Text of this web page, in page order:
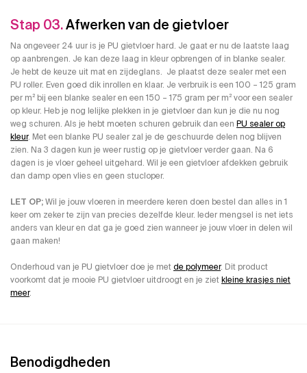
Stap 03.Afwerken van de gietvloer
Na ongeveer 24 uur is je PU gietvloer hard. Je gaat er nu de laatste laag
op aanbrengen. Je kan deze laag in kleur opbrengen of in blanke sealer.
Je hebt de keuze uit mat en zijdeglans. Je plaatst deze sealer met een
PU roller. Even goed dik inrollen en klaar. Je verbruik is een 100 – 125 gram
per m² bij een blanke sealer en een 150 – 175 gram per m² voor een sealer
op kleur. Heb je nog lelijke plekken in je gietvloer dan kun je die nu nog
weg schuren. Als je hebt moeten schuren gebruik dan een PU sealer op
kleur. Met een blanke PU sealer zal je de geschuurde delen nog blijven
zien. Na 3 dagen kun je weer rustig op je gietvloer verder gaan. Na 6
dagen is je vloer geheel uitgehard. Wil je een gietvloer afdekken gebruik
dan damp open vlies en geen stucloper.
LET OP;Wil je jouw vloeren in meerdere keren doen bestel dan alles in 1
keer om zeker te zijn van precies dezelfde kleur. Ieder mengsel is net iets
anders van kleur en dat ga je goed zien wanneer je jouw vloer in delen wil
gaan maken!
Onderhoud van je PU gietvloer doe je metde polymeer. Dit product
voorkomt dat je mooie PU gietvloer uitdroogt en je zietkleine krasjes niet
meer.
Benodigdheden